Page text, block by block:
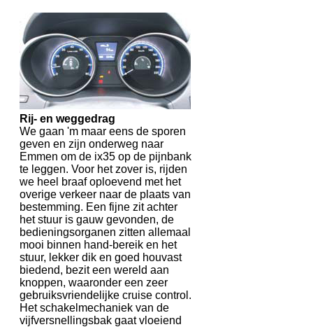
Rij- en weggedrag
We gaan 'm maar eens de sporen
geven en zijn onderweg naar
Emmen om de ix35 op de pijnbank
te leggen. Voor het zover is, rijden
we heel braaf oploevend met het
overige verkeer naar de plaats van
bestemming. Een fijne zit achter
het stuur is gauw gevonden, de
bedieningsorganen zitten allemaal
mooi binnen hand-bereik en het
stuur, lekker dik en goed houvast
biedend, bezit een wereld aan
knoppen, waaronder een zeer
gebruiksvriendelijke cruise control.
Het schakelmechaniek van de
vijfversnellingsbak gaat vloeiend